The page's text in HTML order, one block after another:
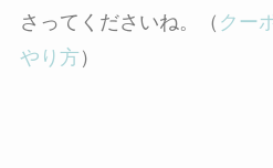
さってくださいね。（ クー
やり方 ）